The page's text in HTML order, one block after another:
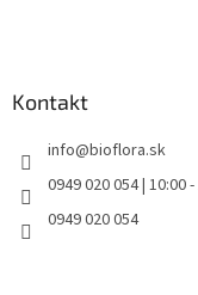
Kontakt
info@bioflora.sk
0949 020 054 | 10:00
0949 020 054